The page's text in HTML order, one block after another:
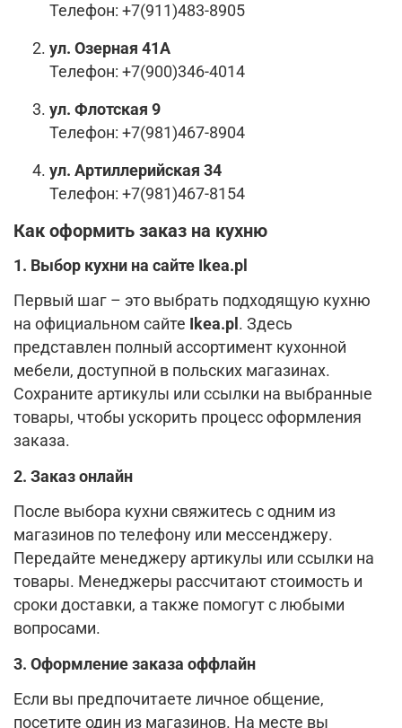
Телефон: +7(911)483-8905
ул. Озерная 41А
Телефон: +7(900)346-4014
ул. Флотская 9
Телефон: +7(981)467-8904
ул. Артиллерийская 34
Телефон: +7(981)467-8154
Как оформить заказ на кухню
1. Выбор кухни на сайте Ikea.pl
Первый шаг – это выбрать подходящую кухню
на официальном сайте Ikea.pl . Здесь
представлен полный ассортимент кухонной
мебели, доступной в польских магазинах.
Сохраните артикулы или ссылки на выбранные
товары, чтобы ускорить процесс оформления
заказа.
2. Заказ онлайн
После выбора кухни свяжитесь с одним из
магазинов по телефону или мессенджеру.
Передайте менеджеру артикулы или ссылки на
товары. Менеджеры рассчитают стоимость и
сроки доставки, а также помогут с любыми
вопросами.
3. Оформление заказа оффлайн
Если вы предпочитаете личное общение,
посетите один из магазинов. На месте вы